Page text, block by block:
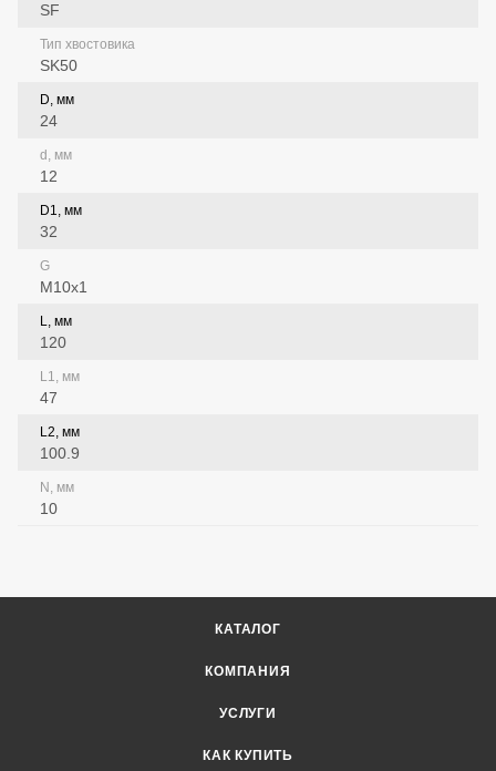
SF
Тип хвостовика
SK50
D, мм
24
d, мм
12
D1, мм
32
G
M10x1
L, мм
120
L1, мм
47
L2, мм
100.9
N, мм
10
КАТАЛОГ
КОМПАНИЯ
УСЛУГИ
КАК КУПИТЬ